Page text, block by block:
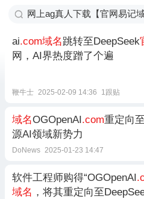
ai.com域名跳转至DeepSeek
网，AI界热度蹭了个遍
鞭牛士 2025-02-09 14:36 1跟贴
域名OGOpenAI .com重定向
源AI领域新势力
DoNews 2025-01-23 14:47
软件工程师购得“OGOpenAI
域名 ，将其重定向至